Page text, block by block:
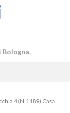
Bologna.
4 (N.1189) Casa